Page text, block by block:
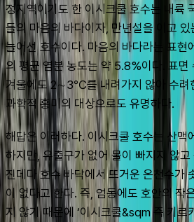
정지역이기도 한 이시크쿨 호수는 내륙
들의 마음의 바다이자, 만년설을 이고
늘어선 호수이다. 마음의 바다라는 표현
의 평균 염분 농도는 약 5.8%이다. 표
겨울에도 2∼3℃를 내려가지 않아 수려
과학적 흥미의 대상으로도 유명하다.
해답은 이러하다. 이시크쿨 호수는 산맥
하지만, 유출구가 없어 물이 빠지지 않
진데다 호수 바닥에서 뜨거운 온천수가
이 없다고 한다. 즉, 엄동에도 호안의 작
지 않기 때문에 ‘이시크쿨&sqm 즉 키